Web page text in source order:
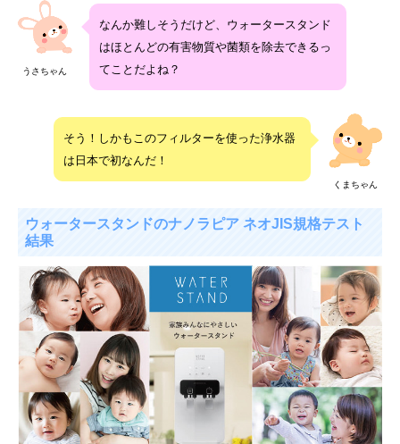
うさちゃん
なんか難しそうだけど、ウォータースタンド
はほとんどの有害物質や菌類を除去できるっ
てことだよね？
くまちゃん
そう！しかもこのフィルターを使った浄水器
は日本で初なんだ！
ウォータースタンドのナノラピア ネオJIS規格テスト
結果